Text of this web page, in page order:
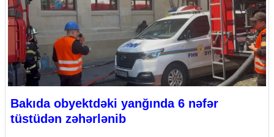
Bakıda obyektdəki yanğında 6 nəfər
tüstüdən zəhərlənib